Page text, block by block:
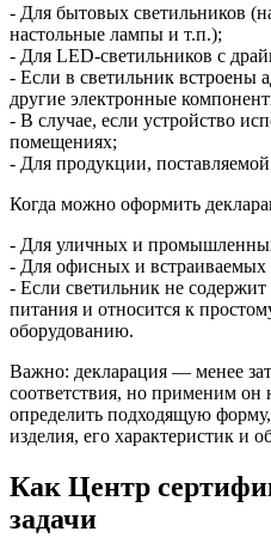
- Для бытовых светильников
настольные лампы и т.п.);
- Для LED-светильников с
- Если в светильник встроены
другие электронные
- В случае, если устройство
помещениях;
- Для продукции,
Когда можно оформить
- Для уличных и
- Для офисных и встраиваемых
- Если светильник не
питания и относится к
оборудованию.
Важно: декларация — менее
соответствия, но применим он
определить подходящую
изделия, его характеристик и
Как Центр
задачи